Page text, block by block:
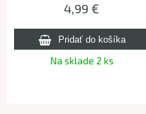
4,99 €
Na sklade 2 ks